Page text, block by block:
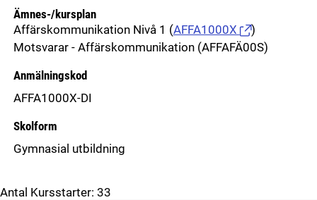
Ämnes-/kursplan
Affärskommunikation Nivå 1 (AFFA1000X
)
Motsvarar - Affärskommunikation (AFFAFÄ00S)
Anmälningskod
AFFA1000X-DI
Skolform
Gymnasial utbildning
Antal Kursstarter: 33